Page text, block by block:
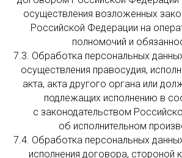
осуществления возложенных
Российской Федерации на
полномочий и
7.3. Обработка персональных
осуществления правосудия,
акта, акта другого органа или
подлежащих исполнению в
с законодательством
об исполнительном
7.4. Обработка персональных
исполнения договора, стороной